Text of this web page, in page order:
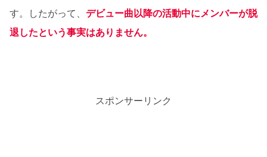
す。したがって、 デビュー曲以降の活動中にメンバーが脱
退したという事実はありません。
スポンサーリンク